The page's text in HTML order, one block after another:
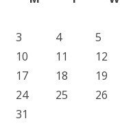
3
4 5
10
11 12
17
18 19
24
25 26
31